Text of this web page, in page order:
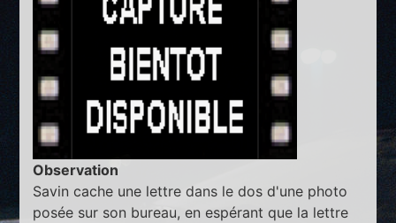
Observation
Savin cache une lettre dans le dos d'une photo
posée sur son bureau, en espérant que la lettre